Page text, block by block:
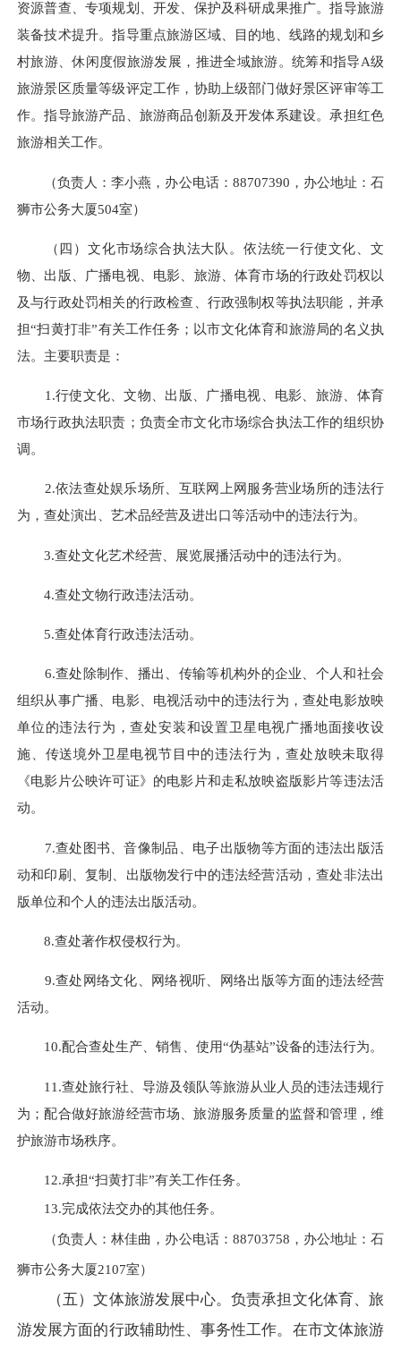
资源普查、专项规划、开发、保护及科研成果推广。指导旅游
装备技术提升。指导重点旅游区域、目的地、线路的规划和乡
村旅游、休闲度假旅游发展，推进全域旅游。统筹和指导A级
旅游景区质量等级评定工作， 协助上级部门做好景区评审等工
作。指导旅游产品、旅游商品创新及开发体系建设。承担红色
旅游相关工作。
（负责人：李小燕，办公电话：88707390，办公地址：石
狮市公务大厦504室）
（四） 文化市场综合执法大队。依法统一行使文化、文
物、出版、广播电视、电影、旅游、体育市场的行政处罚权以
及与行政处罚相关的行政检查、行政强制权等执法职能，并承
担“扫黄打非”有关工作任务；以市文化体育和旅游局的名义执
法。主要职责是：
1.行使文化、文物、出版、广播电视、电影、旅游、体育
市场行政执法职责；负责全市文化市场综合执法工作的组织协
调。
2.依法查处娱乐场所、互联网上网服务营业场所的违法行
为，查处演出、艺术品经营及进出口等活动中的违法行为。
3.查处文化艺术经营、展览展播活动中的违法行为。
4.查处文物行政违法活动。
5.查处体育行政违法活动。
6.查处除制作、播出、传输等机构外的企业、个人和社会
组织从事广播、电影、电视活动中的违法行为，查处电影放映
单位的违法行为，查处安装和设置卫星电视广播地面接收设
施、传送境外卫星电视节目中的违法行为，查处放映未取得
《电影片公映许可证》的电影片和走私放映盗版影片等违法活
动。
7.查处图书、音像制品、电子出版物等方面的违法出版活
动和印刷、复制、出版物发行中的违法经营活动，查处非法出
版单位和个人的违法出版活动。
8.查处著作权侵权行为。
9.查处网络文化、网络视听、网络出版等方面的违法经营
活动。
10.配合查处生产、销售、使用“伪基站”设备的违法行为。
11.查处旅行社、导游及领队等旅游从业人员的违法违规行
为；配合做好旅游经营市场、旅游服务质量的监督和管理，维
护旅游市场秩序。
12.承担“扫黄打非”有关工作任务。
13.完成依法交办的其他任务。
（负责人：林佳曲，办公电话：88703758，办公地址：石
狮市公务大厦2107室）
（五）文体旅游发展中心。负责承担文化体育、旅
游发展方面的行政辅助性、事务性工作。在市文体旅游